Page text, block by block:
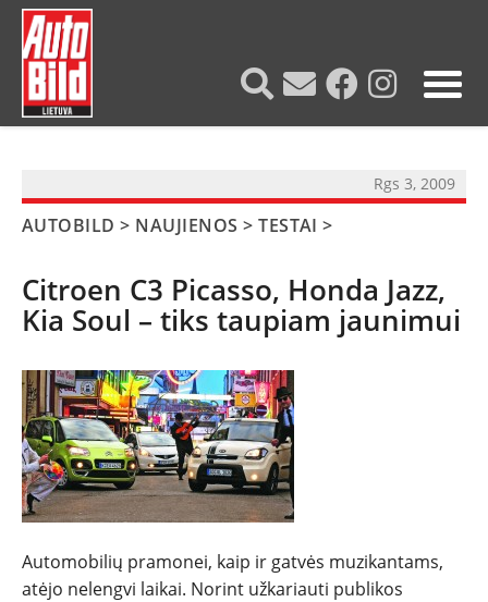
Rgs 3, 2009
AUTOBILD > NAUJIENOS >TESTAI >
Citroen C3 Picasso, Honda Jazz,
Kia Soul – tiks taupiam jaunimui
Automobilių pramonei, kaip ir gatvės muzikantams,
atėjo nelengvi laikai. Norint užkariauti publikos